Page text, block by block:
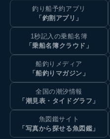
釣り船予約アプリ
「釣割アプリ」
1秒記入の乗船名簿
「乗船名簿クラウド」
船釣りメディア
「船釣りマガジン」
全国の潮汐情報
「潮見表・タイドグラフ」
魚図鑑サイト
「写真から探せる魚図鑑」